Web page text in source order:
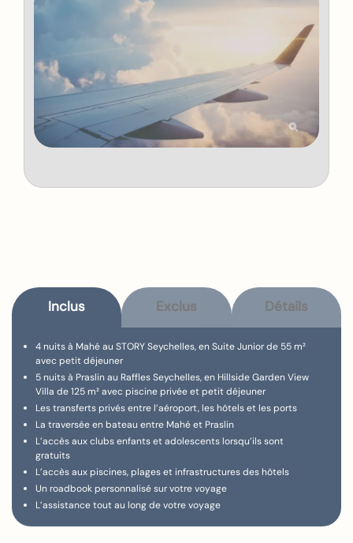
Inclus Exclus Détails
4 nuits à Mahé au STORY Seychelles, en Suite Junior de 55 m²
avec petit déjeuner
5 nuits à Praslin au Raffles Seychelles, en Hillside Garden View
Villa de 125 m² avec piscine privée et petit déjeuner
Les transferts privés entre l’aéroport, les hôtels et les ports
La traversée en bateau entre Mahé et Praslin
L’accès aux clubs enfants et adolescents lorsqu’ils sont
gratuits
L’accès aux piscines, plages et infrastructures des hôtels
Un roadbook personnalisé sur votre voyage
L’assistance tout au long de votre voyage